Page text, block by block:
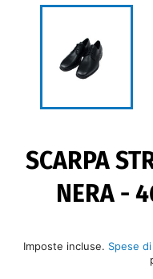
SCARPA
NERA -
Imposte incluse. Spese